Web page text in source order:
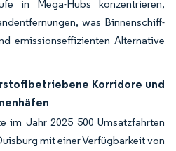
in Mega-Hubs konzentrieren,
was Binnenschiff-
emissionseffizienten Alternative
Korridore und
im Jahr 2025 500 Umsatzfahrten
mit einer Verfügbarkeit von